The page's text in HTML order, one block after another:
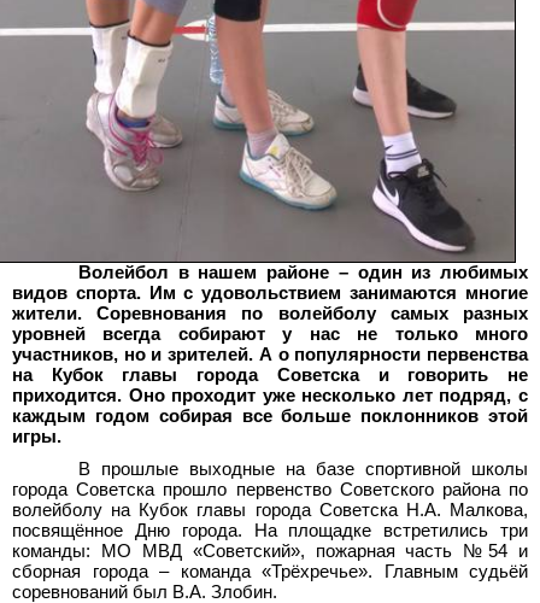
Волейбол в нашем районе – один из любимых
видов спорта. Им с удовольствием занимаются многие
жители. Соревнования по волейболу самых разных
уровней всегда собирают у нас не только много
участников, но и зрителей. А о популярности первенства
на Кубок главы города Советска и говорить не
приходится. Оно проходит уже несколько лет подряд, с
каждым годом собирая все больше поклонников этой
игры.
В прошлые выходные на базе спортивной школы
города Советска прошло первенство Советского района по
волейболу на Кубок главы города Советска Н.А.
Малкова,
посвящённое Дню города. На площадке встретились три
команды: МО МВД «Советский», пожарная часть №54 и
сборная города – команда «Трёхречье». Главным судьёй
соревнований был В.А. Злобин.